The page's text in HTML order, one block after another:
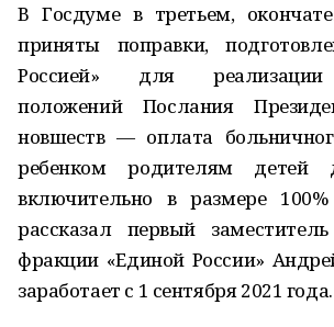
В Госдуме в третьем,
приняты поправки,
Россией» для
положений Послания
новшеств — оплата
ребенком родителям
включительно в размере
рассказал первый
фракции «Единой России»
заработает с 1 сентября 2021 года.